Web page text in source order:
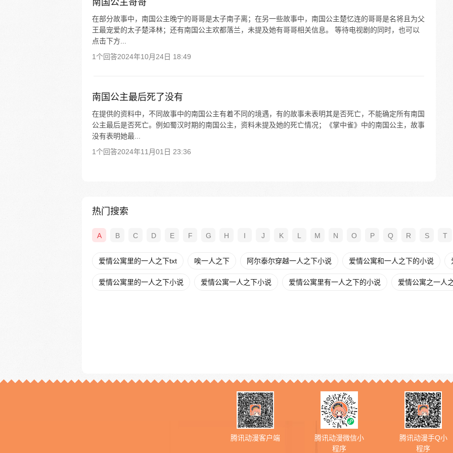
南国公主哥哥
在部分故事中，南国公主晚宁的哥哥是太子南子离；在另一些故事中，南国公主楚忆连的哥哥是名将且为父
王最宠爱的太子楚泽林；还有南国公主欢都落兰，未提及她有哥哥相关信息。 等待电视剧的同时，也可以
点击下方...
1个回答2024年10月24日 18:49
南国公主最后死了没有
在提供的资料中，不同故事中的南国公主有着不同的境遇，有的故事未表明其是否死亡，不能确定所有南国
公主最后是否死亡。例如蜀汉时期的南国公主，资料未提及她的死亡情况；《掌中雀》中的南国公主，故事
没有表明她最...
1个回答2024年11月01日 23:36
热门搜索
A B C D E F G H I J K L M N O P Q R S T
爱情公寓里的一人之下txt 唉一人之下 阿尔泰尔穿越一人之下小说 爱情公寓和一人之下的小说
爱情公寓里的一人之下小说 爱情公寓一人之下小说 爱情公寓里有一人之下的小说 爱情公寓之一人
腾讯动漫客户端
腾讯动漫微信小
程序
腾讯动漫手Q小
程序